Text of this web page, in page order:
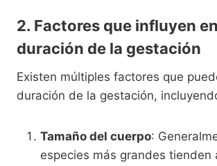
2. Factores que influyen
duración de la gestación
Existen múltiples factores que
duración de la gestación,
Tamaño del cuerpo:
especies más grandes tienden